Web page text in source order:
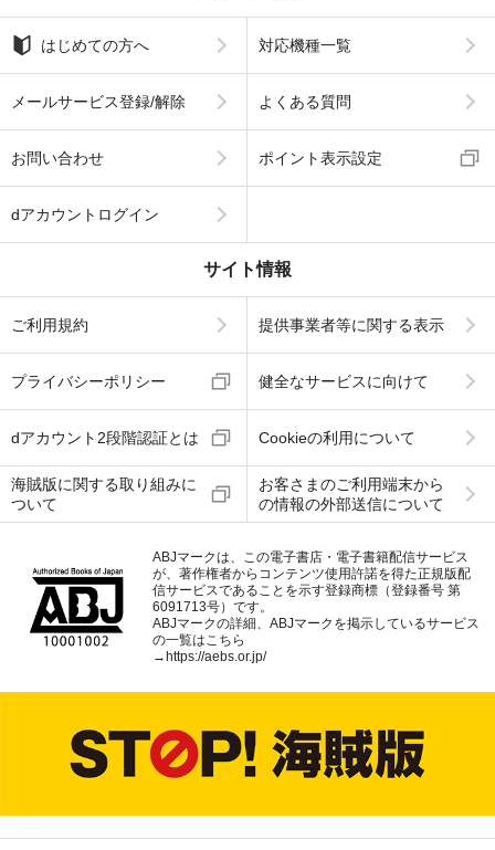
はじめての方へ 対応機種一覧
メールサービス登録/解除 よくある質問
お問い合わせ ポイント表示設定
dアカウントログイン
サイト情報
ご利用規約 提供事業者等に関する表示
プライバシーポリシー 健全なサービスに向けて
dアカウント2段階認証とは Cookieの利用について
海賊版に関する取り組みに
ついて
お客さまのご利用端末から
の情報の外部送信について
ABJマークは、この電子書店・電子書籍配信サービス
が、著作権者からコンテンツ使用許諾を得た正規版配
信サービスであることを示す登録商標（登録番号 第
6091713号）です。
ABJマークの詳細、ABJマークを掲示しているサービス
の一覧はこちら
→https://aebs.or.jp/